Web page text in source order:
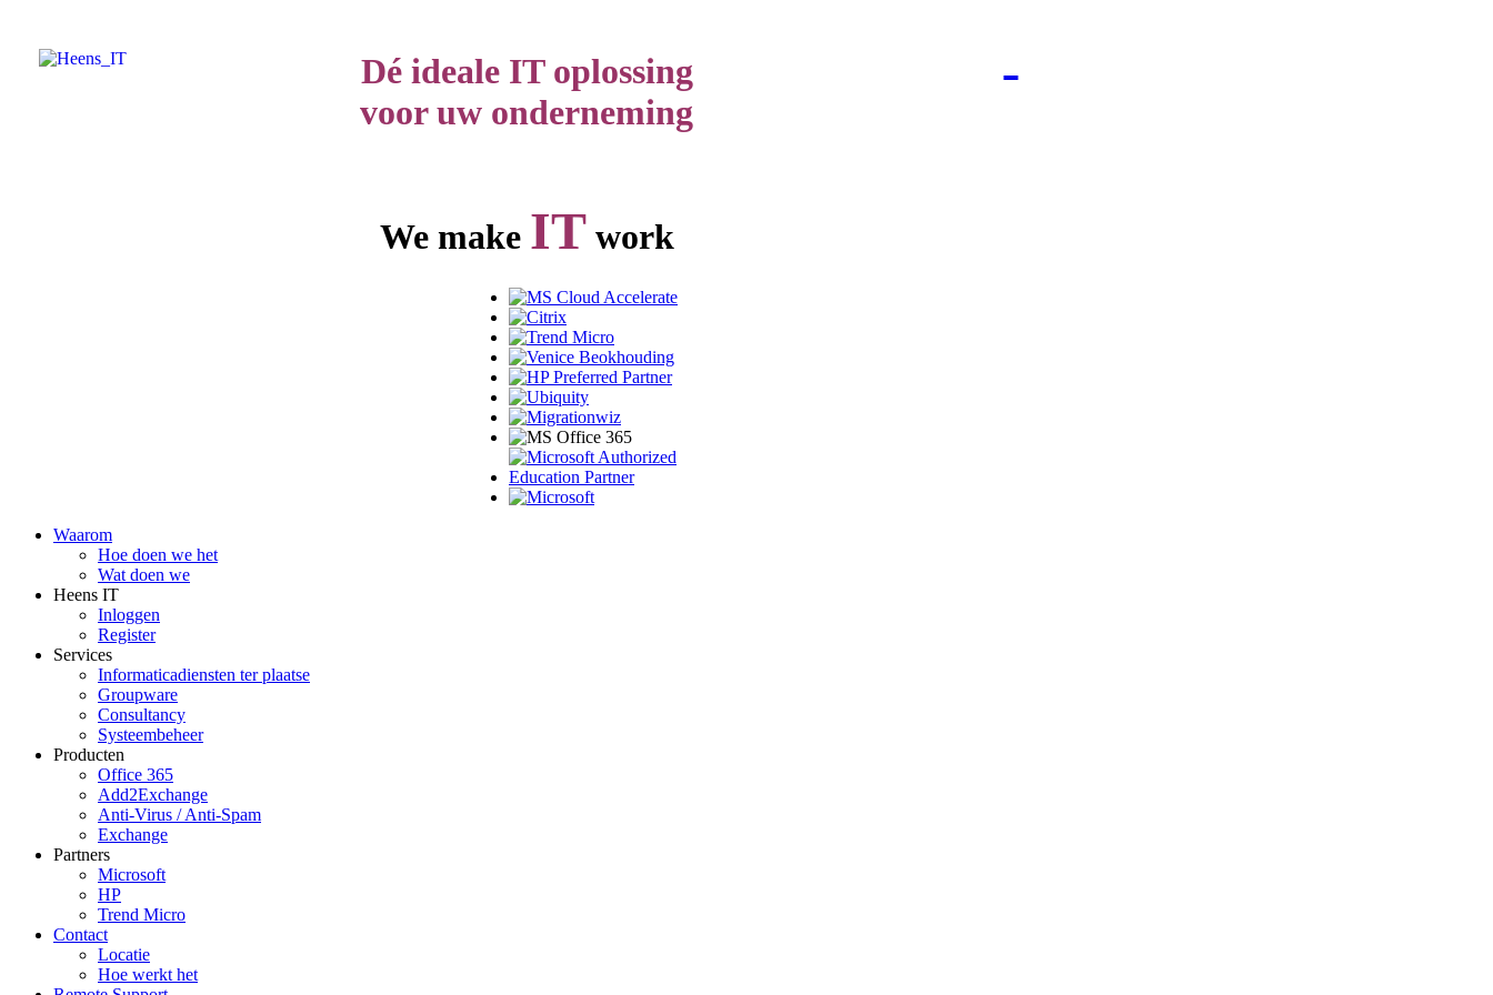
Dé ideale IT oplossing
voor uw onderneming
We make IT work
Waarom
Hoe doen we het
Wat doen we
Heens IT
Inloggen
Register
Services
Informaticadiensten ter plaatse
Groupware
Consultancy
Systeembeheer
Producten
Office 365
Add2Exchange
Anti-Virus / Anti-Spam
Exchange
Partners
Microsoft
HP
Trend Micro
Contact
Locatie
Hoe werkt het